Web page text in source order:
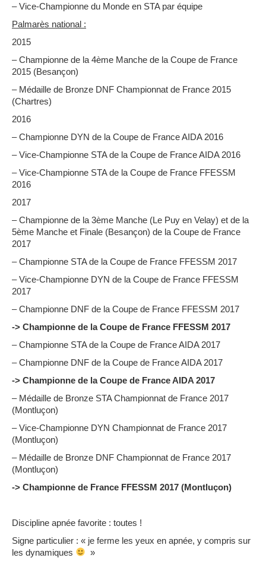
– Vice-Championne du Monde en STA par équipe
Palmarès national :
2015
– Championne de la 4ème Manche de la Coupe de France
2015 (Besançon)
– Médaille de Bronze DNF Championnat de France 2015
(Chartres)
2016
– Championne DYN de la Coupe de France AIDA 2016
– Vice-Championne STA de la Coupe de France AIDA 2016
– Vice-Championne STA de la Coupe de France FFESSM
2016
2017
– Championne de la 3ème Manche (Le Puy en Velay) et de la
5ème Manche et Finale (Besançon) de la Coupe de France
2017
– Championne STA de la Coupe de France FFESSM 2017
– Vice-Championne DYN de la Coupe de France FFESSM
2017
– Championne DNF de la Coupe de France FFESSM 2017
-> Championne de la Coupe de France FFESSM 2017
– Championne STA de la Coupe de France AIDA 2017
– Championne DNF de la Coupe de France AIDA 2017
-> Championne de la Coupe de France AIDA 2017
– Médaille de Bronze STA Championnat de France 2017
(Montluçon)
– Vice-Championne DYN Championnat de France 2017
(Montluçon)
– Médaille de Bronze DNF Championnat de France 2017
(Montluçon)
-> Championne de France FFESSM 2017 (Montluçon)
Discipline apnée favorite : toutes !
Signe particulier : « je ferme les yeux en apnée, y compris sur
les dynamiques
»